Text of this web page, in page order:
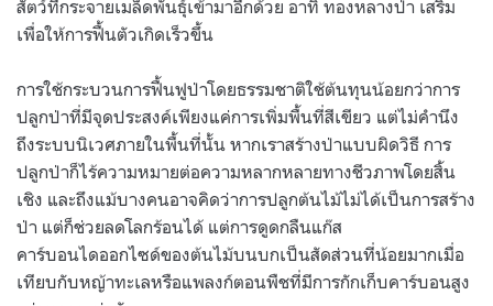
สัตว์ที่กระจายเมล็ดพันธุ์เข้ามาอีกด้วย อาทิ ทองหลางป่า เสริม
เพื่อให้การฟื้นตัวเกิดเร็วขึ้น
การใช้กระบวนการฟื้นฟูป่าโดยธรรมชาติใช้ต้นทุนน้อยกว่าการ
ปลูกป่าที่มีจุดประสงค์เพียงแค่การเพิ่มพื้นที่สีเขียว แต่ไม่คำนึง
ถึงระบบนิเวศภายในพื้นที่นั้น หากเราสร้างป่าแบบผิดวิธี การ
ปลูกป่าก็ไร้ความหมายต่อความหลากหลายทางชีวภาพโดยสิ้น
เชิง และถึงแม้บางคนอาจคิดว่าการปลูกต้นไม้ไม่ได้เป็นการสร้าง
ป่า แต่ก็ช่วยลดโลกร้อนได้ แต่การดูดกลืนแก๊ส
คาร์บอนไดออกไซด์ของต้นไม้บนบกเป็นสัดส่วนที่น้อยมากเมื่อ
เทียบกับหญ้าทะเลหรือแพลงก์ตอนพืชที่มีการกักเก็บคาร์บอนสูง